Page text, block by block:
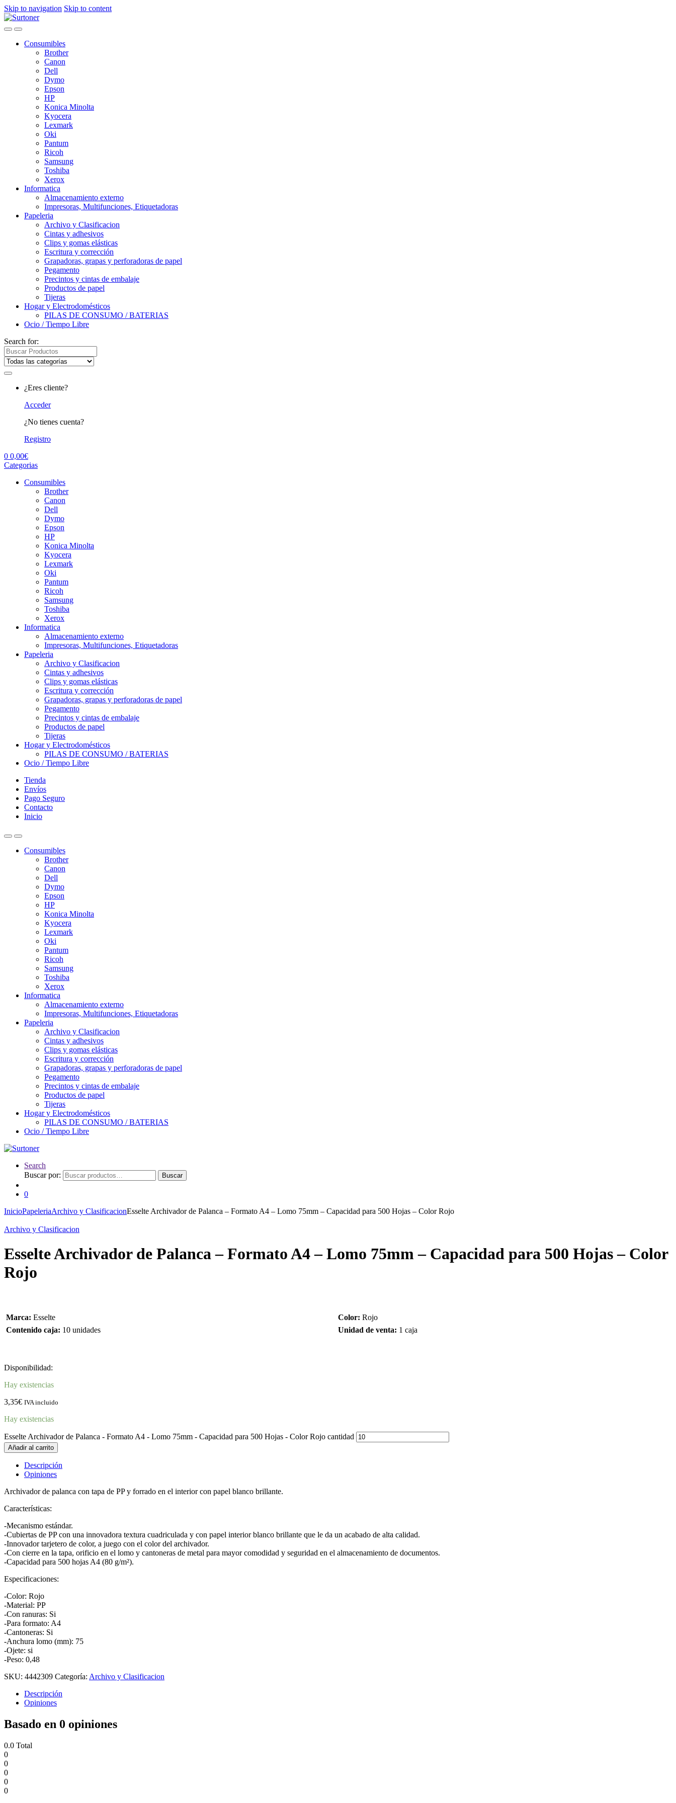
Skip to navigation Skip to content
Consumibles
Brother
Canon
Dell
Dymo
Epson
HP
Konica Minolta
Kyocera
Lexmark
Oki
Pantum
Ricoh
Samsung
Toshiba
Xerox
Informatica
Almacenamiento externo
Impresoras, Multifunciones, Etiquetadoras
Papeleria
Archivo y Clasificacion
Cintas y adhesivos
Clips y gomas elásticas
Escritura y corrección
Grapadoras, grapas y perforadoras de papel
Pegamento
Precintos y cintas de embalaje
Productos de papel
Tijeras
Hogar y Electrodomésticos
PILAS DE CONSUMO / BATERIAS
Ocio / Tiempo Libre
Search for:
¿Eres cliente?
Acceder
¿No tienes cuenta?
Registro
0 0,00€
Categorias
Consumibles
Brother
Canon
Dell
Dymo
Epson
HP
Konica Minolta
Kyocera
Lexmark
Oki
Pantum
Ricoh
Samsung
Toshiba
Xerox
Informatica
Almacenamiento externo
Impresoras, Multifunciones, Etiquetadoras
Papeleria
Archivo y Clasificacion
Cintas y adhesivos
Clips y gomas elásticas
Escritura y corrección
Grapadoras, grapas y perforadoras de papel
Pegamento
Precintos y cintas de embalaje
Productos de papel
Tijeras
Hogar y Electrodomésticos
PILAS DE CONSUMO / BATERIAS
Ocio / Tiempo Libre
Tienda
Envíos
Pago Seguro
Contacto
Inicio
Consumibles
Brother
Canon
Dell
Dymo
Epson
HP
Konica Minolta
Kyocera
Lexmark
Oki
Pantum
Ricoh
Samsung
Toshiba
Xerox
Informatica
Almacenamiento externo
Impresoras, Multifunciones, Etiquetadoras
Papeleria
Archivo y Clasificacion
Cintas y adhesivos
Clips y gomas elásticas
Escritura y corrección
Grapadoras, grapas y perforadoras de papel
Pegamento
Precintos y cintas de embalaje
Productos de papel
Tijeras
Hogar y Electrodomésticos
PILAS DE CONSUMO / BATERIAS
Ocio / Tiempo Libre
Search
Buscar por:
Buscar
0
InicioPapeleriaArchivo y ClasificacionEsselte Archivador de Palanca – Formato A4 – Lomo 75mm – Capacidad para 500 Hojas – Color Rojo
Archivo y Clasificacion
Esselte Archivador de Palanca – Formato A4 – Lomo 75mm – Capacidad para 500 Hojas – Color
Rojo
Marca: Esselte Color: Rojo
Contenido caja: 10 unidades Unidad de venta: 1 caja
Disponibilidad:
Hay existencias
3,35€ IVA incluido
Hay existencias
Esselte Archivador de Palanca - Formato A4 - Lomo 75mm - Capacidad para 500 Hojas - Color Rojo cantidad
Añadir al carrito
Descripción
Opiniones
Archivador de palanca con tapa de PP y forrado en el interior con papel blanco brillante.
Características:
-Mecanismo estándar.
-Cubiertas de PP con una innovadora textura cuadriculada y con papel interior blanco brillante que le da un acabado de alta calidad.
-Innovador tarjetero de color, a juego con el color del archivador.
-Con cierre en la tapa, orificio en el lomo y cantoneras de metal para mayor comodidad y seguridad en el almacenamiento de documentos.
-Capacidad para 500 hojas A4 (80 g/m²).
Especificaciones:
-Color: Rojo
-Material: PP
-Con ranuras: Si
-Para formato: A4
-Cantoneras: Si
-Anchura lomo (mm): 75
-Ojete: si
-Peso: 0,48
SKU: 4442309 Categoría: Archivo y Clasificacion
Descripción
Opiniones
Basado en 0 opiniones
0.0 Total
0
0
0
0
0